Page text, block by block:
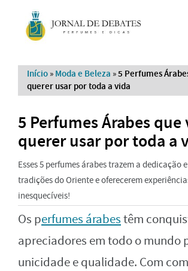
Início » Moda e Beleza »5 Perfumes
querer usar por toda a vida
5 Perfumes Árabes que
querer usar por toda a
Esses 5 perfumes árabes trazem a dedicação
tradições do Oriente e oferecerem
inesquecíveis!
Os perfumes árabestêm
apreciadores em todo o mundo
unicidade e qualidade. Com